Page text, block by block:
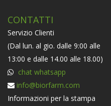
CONTATTI
Servizio Clienti
(Dal lun. al gio. dalle 9:00 alle
13:00 e dalle 14.00 alle 18.00)
chat whatsapp
info@biorfarm.com
Informazioni per la stampa